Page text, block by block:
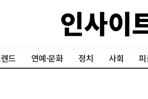
드 연예·문화 정치 사회